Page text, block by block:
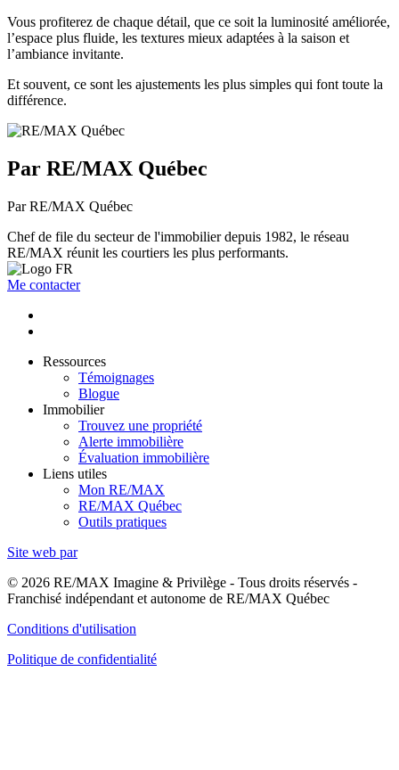
Vous profiterez de chaque détail, que ce soit la luminosité améliorée,
l’espace plus fluide, les textures mieux adaptées à la saison et
l’ambiance invitante.
Et souvent, ce sont les ajustements les plus simples qui font toute la
différence.
Par RE/MAX Québec
Par RE/MAX Québec
Chef de file du secteur de l'immobilier depuis 1982, le réseau
RE/MAX réunit les courtiers les plus performants.
Me contacter
Ressources
Témoignages
Blogue
Immobilier
Trouvez une propriété
Alerte immobilière
Évaluation immobilière
Liens utiles
Mon RE/MAX
RE/MAX Québec
Outils pratiques
Site web par
© 2026 RE/MAX Imagine & Privilège - Tous droits réservés -
Franchisé indépendant et autonome de RE/MAX Québec
Conditions d'utilisation
Politique de confidentialité